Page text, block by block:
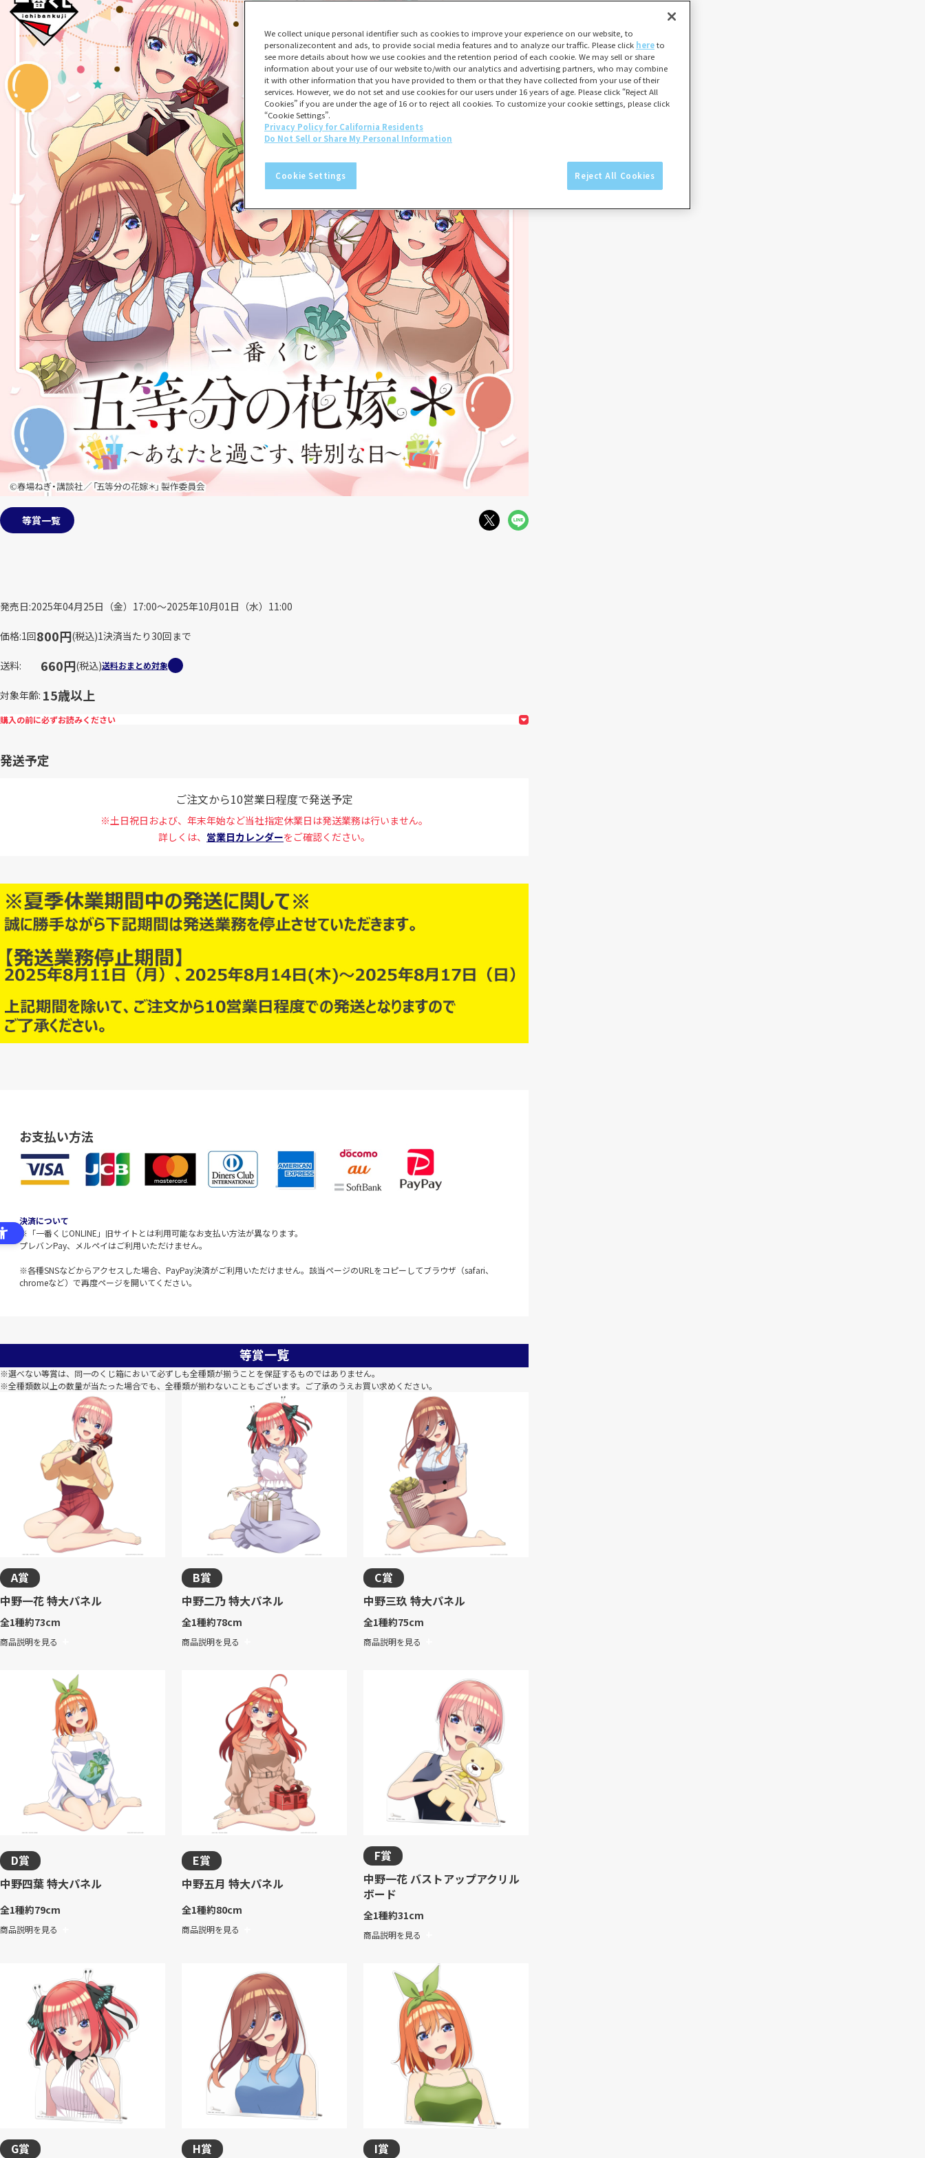
等賞一覧
発売日 2025年04月25日（金）17:00～2025年10月01日（水）11:00
価格 1回800円(税込)1決済当たり30回まで
送料 660円(税込)送料おまとめ対象
対象年齢 15歳以上
購入の前に必ずお読みください
発送予定
ご注文から10営業日程度で発送予定
※土日祝日および、年末年始など当社指定休業日は発送業務は行いません。
詳しくは、 営業日カレンダーをご確認ください。
お支払い方法
決済について
※「一番くじONLINE」旧サイトとは利用可能なお支払い方法が異なります。
プレバンPay、メルペイはご利用いただけません。
※各種SNSなどからアクセスした場合、PayPay決済がご利用いただけません。該当ページのURLをコピーしてブラウザ（safari、
chromeなど）で再度ページを開いてください。
等賞一覧
※選べない等賞は、同一のくじ箱において必ずしも全種類が揃うことを保証するものではありません。
※全種類数以上の数量が当たった場合でも、全種類が揃わないこともございます。ご了承のうえお買い求めください。
A賞
中野一花 特大パネル
全1種約73cm
商品説明を見る
B賞
中野二乃 特大パネル
全1種約78cm
商品説明を見る
C賞
中野三玖 特大パネル
全1種約75cm
商品説明を見る
D賞
中野四葉 特大パネル
全1種約79cm
商品説明を見る
E賞
中野五月 特大パネル
全1種約80cm
商品説明を見る
F賞
中野一花 バストアップアクリル
ボード
全1種約31cm
商品説明を見る
G賞 H賞 I賞
We collect unique personal identifier such as cookies to improve your experience on our website, to
personalizecontent and ads, to provide social media features and to analyze our traffic. Please click hereto
see more details about how we use cookies and the retention period of each cookie. We may sell or share
information about your use of our website to/with our analytics and advertising partners, who may combine
it with other information that you have provided to them or that they have collected from your use of their
services. However, we do not set and use cookies for our users under 16 years of age. Please click “Reject All
Cookies” if you are under the age of 16 or to reject all cookies. To customize your cookie settings, please click
“Cookie Settings”.
Privacy Policy for California Residents
Do Not Sell or Share My Personal Information
Cookie Settings Reject All Cookies